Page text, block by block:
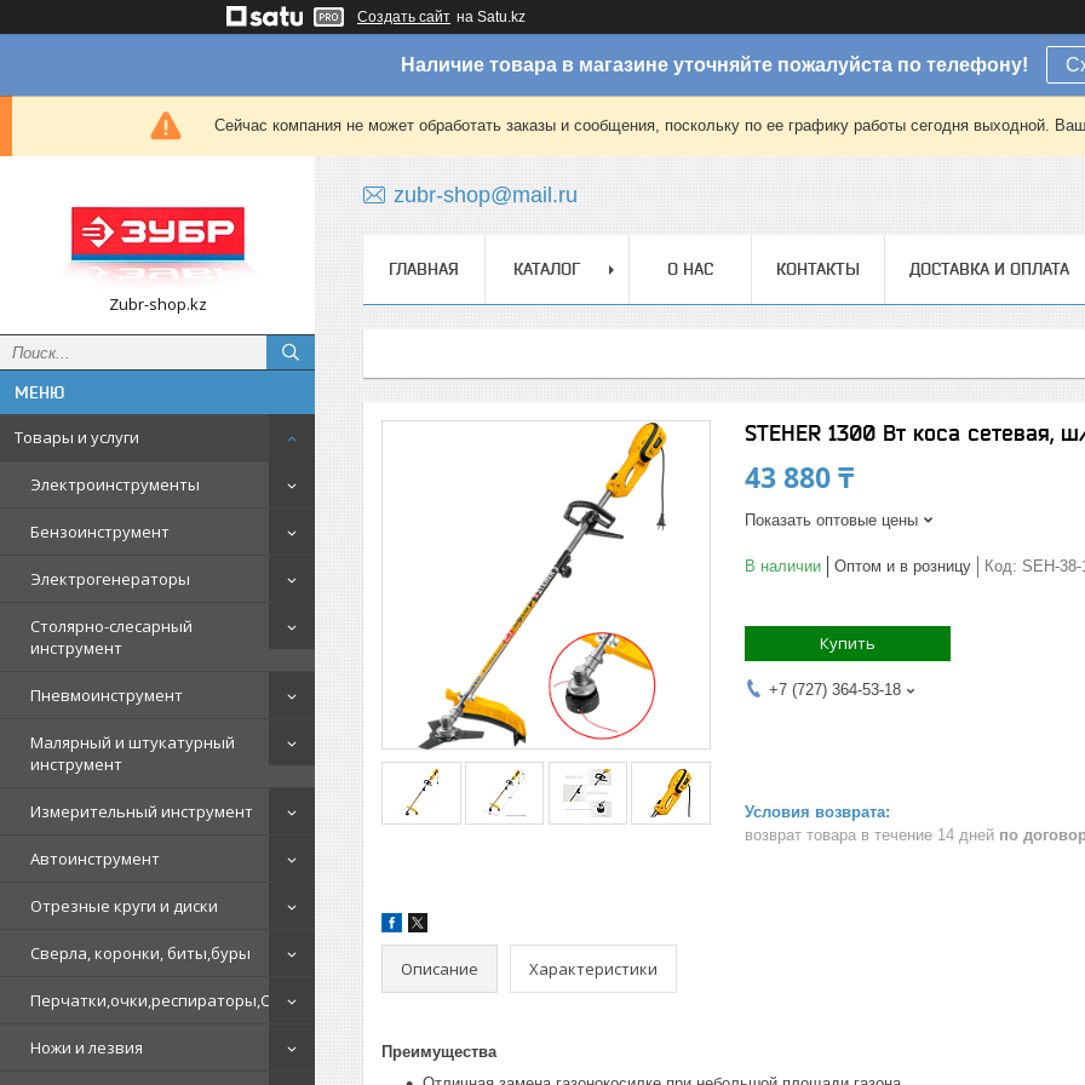
Создать сайт на Satu.kz
Наличие товара в магазине уточняйте пожалуйста по телефону!
Сейчас компания не может обработать заказы и сообщения, поскольку по ее графику работы сегодня выходной.
Zubr-shop.kz
Товары и услуги
Электроинструменты
Бензоинструмент
Электрогенераторы
Столярно-слесарный
инструмент
Пневмоинструмент
Малярный и штукатурный
инструмент
Измерительный инструмент
Автоинструмент
Отрезные круги и диски
Сверла, коронки, биты,буры
Перчатки,очки,респираторы,СИЗ
Ножи и лезвия
zubr-shop@mail.ru
ГЛАВНАЯ КАТАЛОГ О НАС КОНТАКТЫ ДОСТАВКА И ОПЛАТА
STEHER 1300 Вт коса сетевая,
43 880 ₸
Показать оптовые цены
В наличии Оптом и в розницу Код: SEH-38-
Купить
+7 (727) 364-53-18
возврат товара в течение 14 дней по
Описание Характеристики
Преимущества